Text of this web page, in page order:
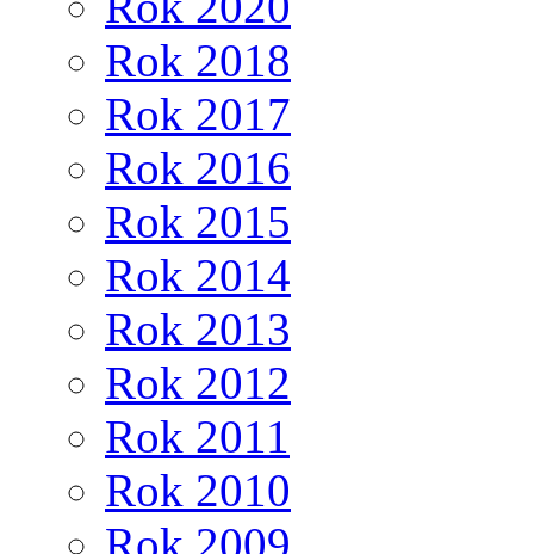
Rok 2018
Rok 2017
Rok 2016
Rok 2015
Rok 2014
Rok 2013
Rok 2012
Rok 2011
Rok 2010
Rok 2009